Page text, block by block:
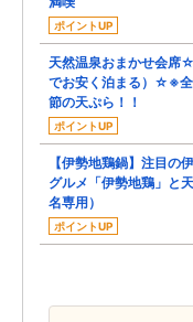
ポイントUP
天然温泉おまかせ会席
でお安く泊まる）☆※
節の天ぷら！！
ポイントUP
【伊勢地鶏鍋】注目の
グルメ「伊勢地鶏」と
名専用）
ポイントUP